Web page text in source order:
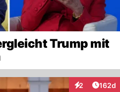
Trump mit
2
Interaktionen
162d